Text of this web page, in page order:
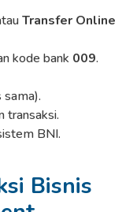
Transfer Online
kode bank 009.
sama).
transaksi.
BNI.
Bisnis